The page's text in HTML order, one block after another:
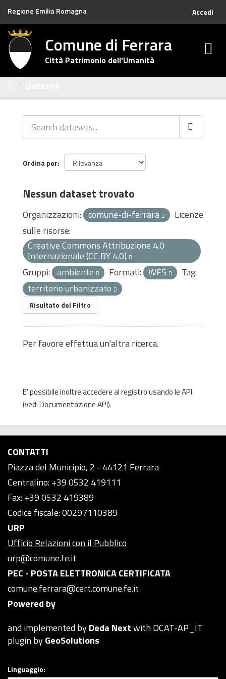
Salta
contenuto
Regione Emilia Romagna Accedi
Comune di Ferrara
Città Patrimonio dell'Umanità
Ordina per
Nessun dataset trovato
Organizzazioni: comune-di-ferrara
Licenze
sulle risorse:
Creative Commons Attribuzione 4.0
Internazionale (CC BY 4.0)
Gruppi: ambiente Formati: WFS
Tag:
territorio urbanizzato
Risultato del Filtro
Per favore effettua un'altra ricerca.
E' possibile inoltre accedere al registro usando leAPI
(vediDocumentazione API).
CONTATTI
Piazza del Municipio, 2 - 44121 Ferrara
Centralino: +39 0532 419111
Fax: +39 0532 419389
Codice fiscale: 00297110389
URP
Ufficio Relazioni con il Pubblico
urp@comune.fe.it
PEC - POSTA ELETTRONICA CERTIFICATA
comune.ferrara@cert.comune.fe.it
Powered by
and implemented byDeda Nextwith DCAT-AP_IT
plugin byGeoSolutions
Linguaggio